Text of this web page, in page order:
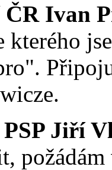
Ivan
kterého
Jiří
požádám